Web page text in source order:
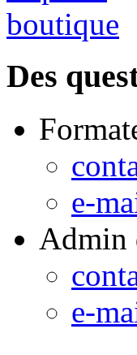
Des
e-
Admin
e-